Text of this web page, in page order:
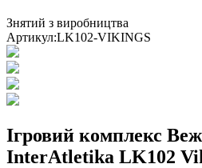
Знятий з виробництва
Артикул:LK102-VIKINGS
Ігровий комплекс
InterAtletika LK102